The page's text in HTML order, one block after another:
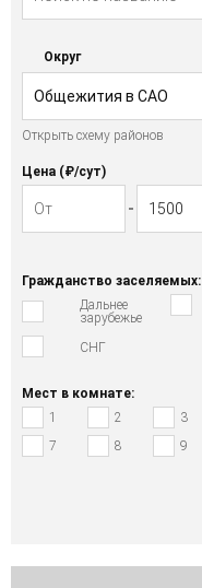
Округ
Общежития в САО
Открыть схему районов
Цена (₽/cут)
Гражданство заселяемых:
Дальнее
зарубежье
СНГ
Мест в комнате:
1
2 3
7
8 9